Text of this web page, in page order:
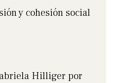
y cohesión social
Hilliger por